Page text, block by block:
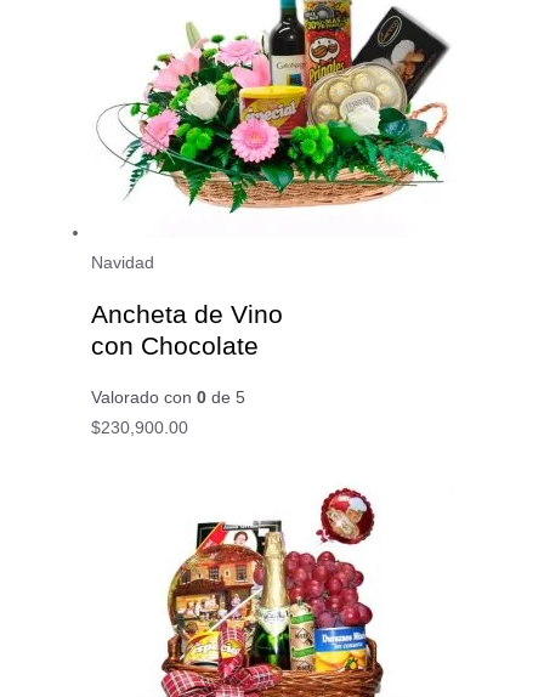
Navidad
Ancheta de Vino
con Chocolate
Valorado con 0de 5
$230,900.00